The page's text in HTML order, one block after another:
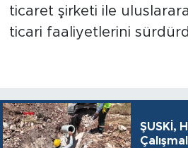
ticaret şirketi ile
ticari faaliyetlerini
ŞUSKİ,